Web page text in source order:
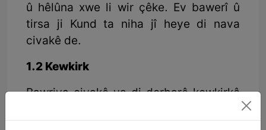
û hêlûna xwe li wir çêke. Ev bawerî û
tirsa ji Kund ta niha jî heye di nava
civakê de.
1.2 Kewkirk
Bawriya civakê ya di derbarê kewkirkê